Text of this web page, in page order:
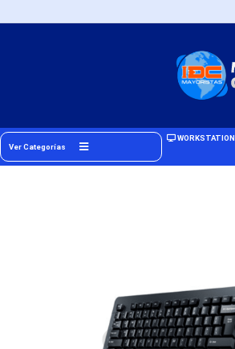
Ver Categorías
WORKSTATION